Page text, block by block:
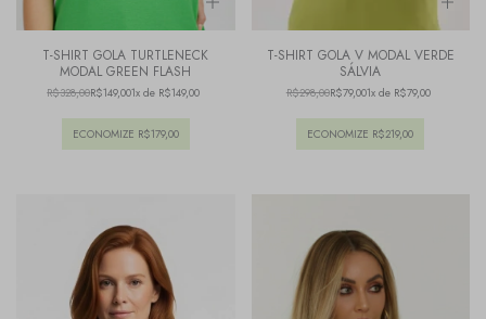
T-SHIRT GOLA TURTLENECK
MODAL GREEN FLASH
R$328,00R$149,001x de R$149,00
ECONOMIZE R$179,00
T-SHIRT GOLA V MODAL VERDE
SÁLVIA
R$298,00R$79,001x de R$79,00
ECONOMIZE R$219,00